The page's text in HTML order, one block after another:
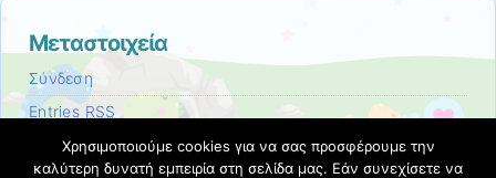
Μεταστοιχεία
Σύνδεση
Entries RSS
CommentsRSS
Χρησιμοποιούμε cookies για να σας προσφέρουμε την
καλύτερη δυνατή εμπειρία στη σελίδα μας. Εάν συνεχίσετε να